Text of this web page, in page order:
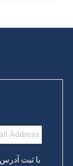
با ثبت آدرس